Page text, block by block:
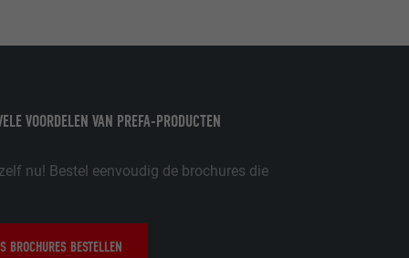
VOORDELEN VAN PREFA-PRODUCTEN
nu! Bestel eenvoudig de brochures die
BROCHURES BESTELLEN
extension.
gegevens